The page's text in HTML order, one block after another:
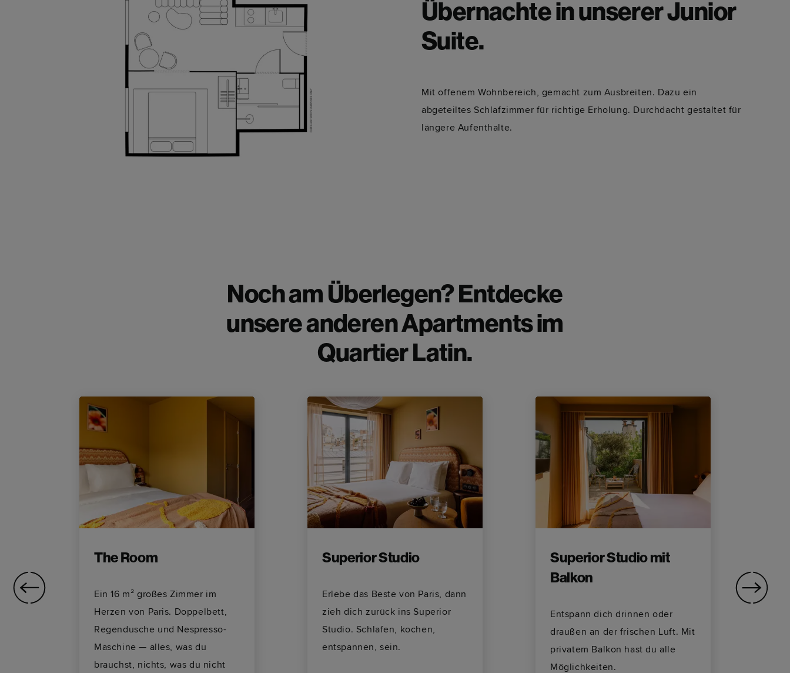
Übernachte in unserer Junior
Suite.
Mit offenem Wohnbereich, gemacht zum Ausbreiten. Dazu ein
abgeteiltes Schlafzimmer für richtige Erholung. Durchdacht gestaltet für
längere Aufenthalte.
Noch am Überlegen? Entdecke
unsere anderen Apartments im
Quartier Latin.
The Room
Ein 16 m² großes Zimmer im
Herzen von Paris. Doppelbett,
Regendusche und Nespresso-
Maschine — alles, was du
brauchst, nichts, was du nicht
Superior Studio
Erlebe das Beste von Paris, dann
zieh dich zurück ins Superior
Studio. Schlafen, kochen,
entspannen, sein.
Superior Studio mit
Balkon
Entspann dich drinnen oder
draußen an der frischen Luft. Mit
privatem Balkon hast du alle
Möglichkeiten.